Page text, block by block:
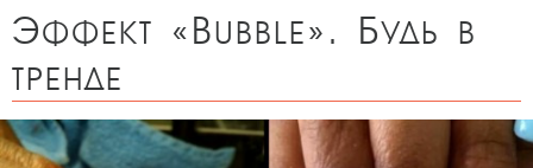
Эффект «Bubble». Будь в
тренде